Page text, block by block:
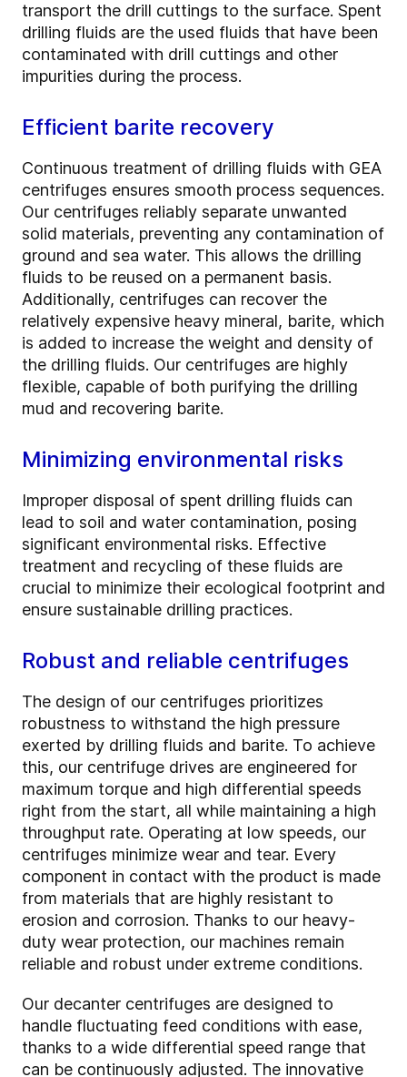
transport the drill cuttings to the surface. Spent
drilling fluids are the used fluids that have been
contaminated with drill cuttings and other
impurities during the process.
Efficient barite recovery
Continuous treatment of drilling fluids with GEA
centrifuges ensures smooth process sequences.
Our centrifuges reliably separate unwanted
solid materials, preventing any contamination of
ground and sea water. This allows the drilling
fluids to be reused on a permanent basis.
Additionally, centrifuges can recover the
relatively expensive heavy mineral, barite, which
is added to increase the weight and density of
the drilling fluids. Our centrifuges are highly
flexible, capable of both purifying the drilling
mud and recovering barite.
Minimizing environmental risks
Improper disposal of spent drilling fluids can
lead to soil and water contamination, posing
significant environmental risks. Effective
treatment and recycling of these fluids are
crucial to minimize their ecological footprint and
ensure sustainable drilling practices.
Robust and reliable centrifuges
The design of our centrifuges prioritizes
robustness to withstand the high pressure
exerted by drilling fluids and barite. To achieve
this, our centrifuge drives are engineered for
maximum torque and high differential speeds
right from the start, all while maintaining a high
throughput rate. Operating at low speeds, our
centrifuges minimize wear and tear. Every
component in contact with the product is made
from materials that are highly resistant to
erosion and corrosion. Thanks to our heavy-
duty wear protection, our machines remain
reliable and robust under extreme conditions.
Our decanter centrifuges are designed to
handle fluctuating feed conditions with ease,
thanks to a wide differential speed range that
can be continuously adjusted. The innovative